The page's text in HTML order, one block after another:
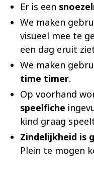
Er is een
We maken
visueel mee te
een dag eruit
We maken
time timer.
Op voorhand
speelfiche
kind graag
Zindelijkheid is
Plein te mogen